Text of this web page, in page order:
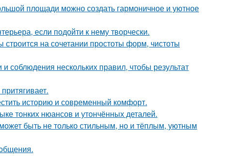
площади можно создать гармоничное и уютное
если подойти к нему творчески.
на сочетании простоты форм, чистоты
соблюдения нескольких правил, чтобы результат
историю и современный комфорт.
тонких нюансов и утончённых деталей.
быть не только стильным, но и тёплым, уютным